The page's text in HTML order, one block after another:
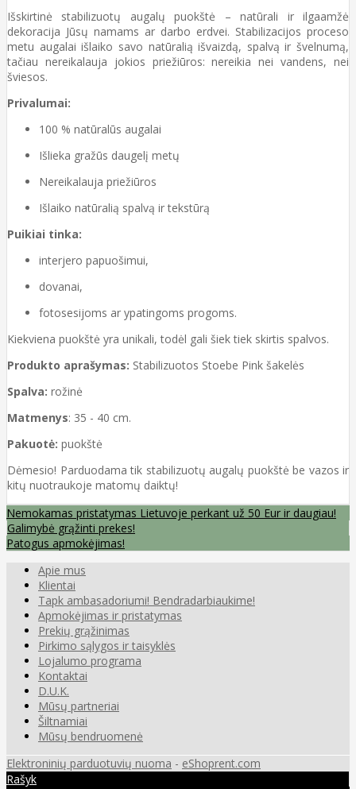
Išskirtinė stabilizuotų augalų puokštė – natūrali ir ilgaamžė
dekoracija Jūsų namams ar darbo erdvei. Stabilizacijos proceso
metu augalai išlaiko savo natūralią išvaizdą, spalvą ir švelnumą,
tačiau nereikalauja jokios priežiūros: nereikia nei vandens, nei
šviesos.
Privalumai:
100 % natūralūs augalai
Išlieka gražūs daugelį metų
Nereikalauja priežiūros
Išlaiko natūralią spalvą ir tekstūrą
Puikiai tinka:
interjero papuošimui,
dovanai,
fotosesijoms ar ypatingoms progoms.
Kiekviena puokštė yra unikali, todėl gali šiek tiek skirtis spalvos.
Produkto aprašymas: Stabilizuotos Stoebe Pink šakelės
Spalva: rožinė
Matmenys: 35 - 40 cm.
Pakuotė: puokštė
Dėmesio! Parduodama tik stabilizuotų augalų puokštė be vazos ir
kitų nuotraukoje matomų daiktų!
Nemokamas pristatymas Lietuvoje perkant už 50 Eur ir daugiau!
Galimybė grąžinti prekes!
Patogus apmokėjimas!
Apie mus
Klientai
Tapk ambasadoriumi! Bendradarbiaukime!
Apmokėjimas ir pristatymas
Prekių grąžinimas
Pirkimo sąlygos ir taisyklės
Lojalumo programa
Kontaktai
D.U.K.
Mūsų partneriai
Šiltnamiai
Mūsų bendruomenė
Elektroninių parduotuvių nuoma - eShoprent.com
Rašyk